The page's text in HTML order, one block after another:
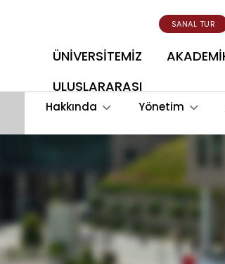
SANAL TUR
ÜNİVERSİTEMİZ
ULUSLARARASI
Hakkında Yönetim